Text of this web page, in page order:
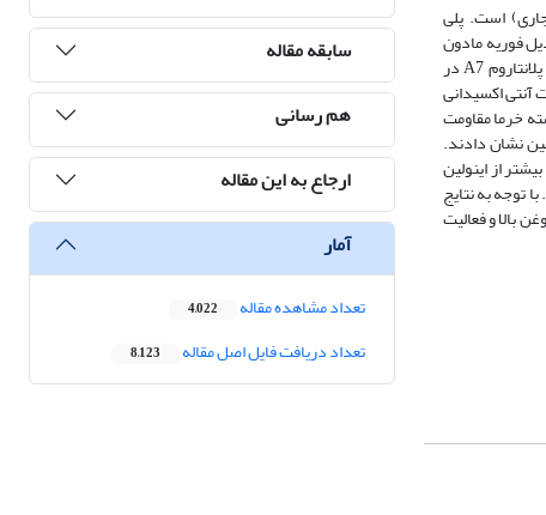
است. پلی
فوریه مادون
قرمز انجام شد. سپس مقاومت به هضم آن در شرایط شبیه سازی شده آزمایشگاهی بررسی شد. در مرحله بعد اثر آن بر رشد باکتری پروبیوتیک لاکتوباسیلوس پلانتاروم A7 در
اکسیدانی
خرما مقاومت
نشان دادند.
با فیبرهای رژیمی و بسیار بیشتر از اینولین
با توجه به نتایج
بالا و فعالیت
سابقه مقاله
هم رسانی
ارجاع به این مقاله
آمار
تعداد مشاهده مقاله 4,022
تعداد دریافت فایل اصل مقاله 8,123